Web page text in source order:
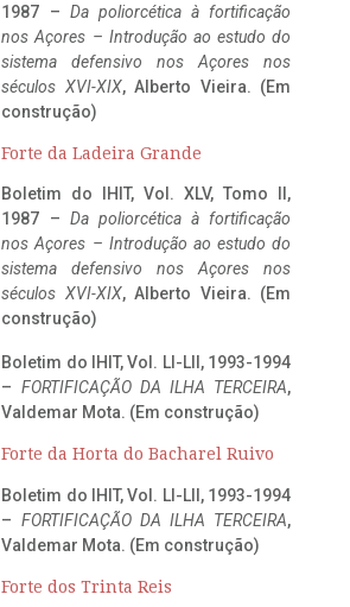
1987 – Da poliorcética à fortificação
nos Açores – Introdução ao estudo do
sistema defensivo nos Açores nos
séculos XVI-XIX, Alberto Vieira. (Em
construção)
Forte da Ladeira Grande
Boletim do IHIT, Vol. XLV, Tomo II,
1987 – Da poliorcética à fortificação
nos Açores – Introdução ao estudo do
sistema defensivo nos Açores nos
séculos XVI-XIX, Alberto Vieira. (Em
construção)
Boletim do IHIT, Vol. LI-LII, 1993-1994
– FORTIFICAÇÃO DA ILHA TERCEIRA,
Valdemar Mota. (Em construção)
Forte da Horta do Bacharel Ruivo
Boletim do IHIT, Vol. LI-LII, 1993-1994
– FORTIFICAÇÃO DA ILHA TERCEIRA,
Valdemar Mota. (Em construção)
Forte dos Trinta Reis